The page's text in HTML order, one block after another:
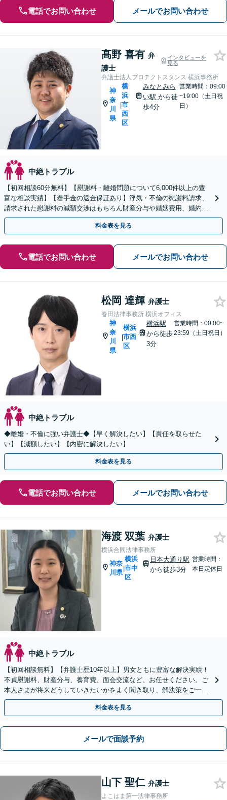
電話でお問い合わせ メールでお問い合わせ
髙野 喜有 弁
護士
インタビューを
見る
弁護士法人プロテクトスタンス 横浜事務所
神
奈
川
県
|
横
浜
市
西
区
みなとみら
い駅 から徒
歩4分
営業時間：09:00
~19:00（土日祝
日）
中絶トラブル
【初回相談60分無料】【慰謝料・離婚問題について6,000件以上の豊
富な相談実績】【着手金の返金保証あり】浮気・不倫の慰謝料請求、
請求された慰謝料の減額交渉はもちろん財産分与や婚姻費用、婚約破
棄など様々な離婚・男女問題の解決実績が豊富です。
料金表を見る
電話でお問い合わせ メールでお問い合わせ
松岡 達輝 弁護士
春田法律事務所 横浜オフィス
神
奈
川
県
|
横浜
市西
区
横浜駅
から徒歩
3分
営業時間：00:00~
23:59（土日祝日）
中絶トラブル
◆離婚・不倫に強い弁護士◆【早く解決したい】【責任を取らせた
い】【減額したい】【内密に解決したい】
料金表を見る
電話でお問い合わせ メールでお問い合わせ
海渡 双葉 弁護士
横浜合同法律事務所
神奈
川県
|
横浜
市中
区
日本大通り駅
から徒歩3分
営業時間：
本日定休日
中絶トラブル
【初回相談無料】【弁護士歴10年以上】男女ともに豊富な解決実績！
不貞慰謝料、財産分与、養育費、面会交流など、お任せください。ご
本人さまが将来どうしていきたいかをよく聞き取り、解決策をご一緒
に検討いたします。【日本大通駅3分・関内駅8分】
料金表を見る
メールで面談予約
山下 聖仁 弁護士
よこはま第一法律事務所